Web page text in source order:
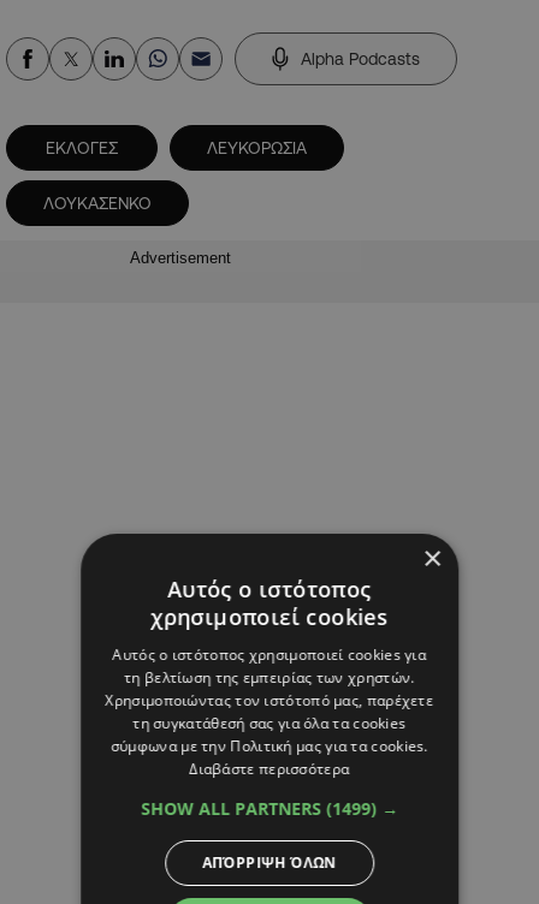
Alpha Podcasts
ΕΚΛΟΓΕΣ ΛΕΥΚΟΡΩΣΙΑ
ΛΟΥΚΑΣΕΝΚΟ
Advertisement
×
Αυτός ο ιστότοπος
χρησιμοποιεί cookies
Αυτός ο ιστότοπος χρησιμοποιεί cookies για
τη βελτίωση της εμπειρίας των χρηστών.
Χρησιμοποιώντας τον ιστότοπό μας, παρέχετε
τη συγκατάθεσή σας για όλα τα cookies
σύμφωνα με την Πολιτική μας για τα cookies.
Διαβάστε περισσότερα
SHOW ALL PARTNERS (1499) →
ΑΠΌΡΡΙΨΗ ΌΛΩΝ